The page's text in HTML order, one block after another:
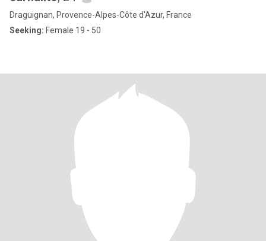
Draguignan, Provence-Alpes-Côte d'Azur, France
Seeking: Female 19 - 50